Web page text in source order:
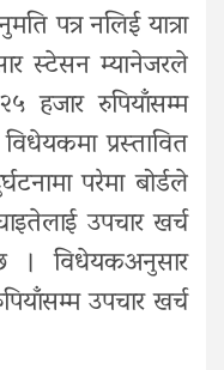
पत्र नलिई यात्रा
स्टेसन म्यानेजरले
हजार रुपियाँसम्म
प्रस्तावित
परेमा बोर्डले
उपचार खर्च
। विधेयकअनुसार
उपचार खर्च